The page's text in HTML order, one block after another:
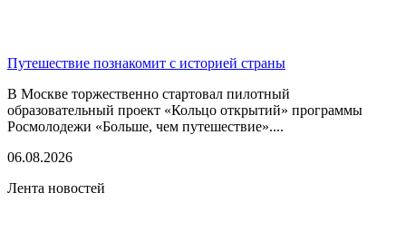
Путешествие познакомит с историей страны
В Москве торжественно стартовал пилотный
образовательный проект «Кольцо открытий» программы
Росмолодежи «Больше, чем путешествие»....
06.08.2026
Лента новостей